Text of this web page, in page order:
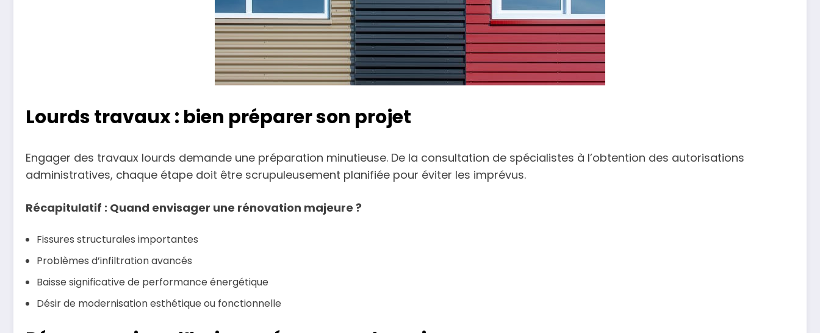
Lourds travaux : bien préparer son projet
Engager des travaux lourds demande une préparation minutieuse. De la consultation de spécialistes à l’obtention des autorisations
administratives, chaque étape doit être scrupuleusement planifiée pour éviter les imprévus.
Récapitulatif : Quand envisager une rénovation majeure ?
Fissures structurales importantes
Problèmes d’infiltration avancés
Baisse significative de performance énergétique
Désir de modernisation esthétique ou fonctionnelle